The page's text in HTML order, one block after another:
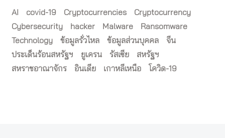
AI covid-19 Cryptocurrencies
Cryptocurrency
Cybersecurity
hacker Malware
Ransomware
Technology
ข้อมูลรั่วไหล ข้อมูลส่วนบุคคล
จีน
ประเด็นร้อนสหรัฐฯ
ยูเครน รัสเซีย
สหรัฐฯ
สหราชอาณาจักร
อินเดีย เกาหลีเหนือ โควิด-19